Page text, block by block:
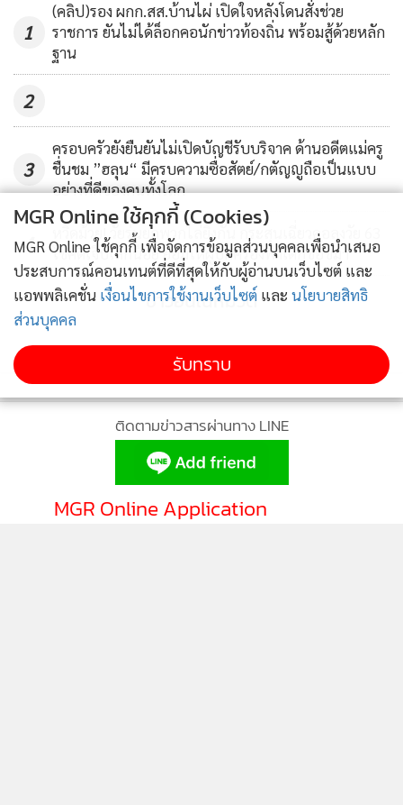
1
(คลิป)รอง ผกก.สส.บ้านไผ่ เปิดใจหลังโดนสั่งช่วย
ราชการ ยันไม่ได้ล็อกคอนักข่าวท้องถิ่น พร้อมสู้ด้วยหลัก
ฐาน
2
3
ครอบครัวยังยืนยันไม่เปิดบัญชีรับบริจาค ด้านอดีตแม่ครู
ชื่นชม ”ฮลุน“ มีครบความซื่อสัตย์/กตัญญูถือเป็นแบบ
อย่างที่ดีของคนทั้งโลก
4
หวิดม้วย! วัยรุ่นยกพวกไล่ยิงกัน กระสุนเฉี่ยวคอลุงวัย 63
โชคดีเจ็บเล็กน้อย ยอมให้ผู้ปกครองพาเด็กขอขมา
ข่าวอื่นในหมวด
ติดตามข่าวสารผ่านทาง LINE
MGR Online Application
MGR Online ใช้คุกกี้ (Cookies)
MGR Online ใช้คุกกี้ เพื่อจัดการข้อมูลส่วนบุคคลเพื่อนำเสนอ
ประสบการณ์คอนเทนต์ที่ดีที่สุดให้กับผู้อ่านบนเว็บไซต์ และ
แอพพลิเคชั่น เงื่อนไขการใช้งานเว็บไซต์ และ นโยบายสิทธิ
ส่วนบุคคล
รับทราบ